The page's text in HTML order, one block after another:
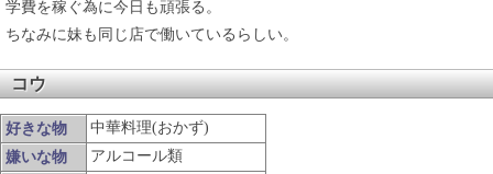
学費を稼ぐ為に今日も頑張る。
ちなみに妹も同じ店で働いているらしい。
コウ
好きな物
中華料理(おかず)
嫌いな物
アルコール類